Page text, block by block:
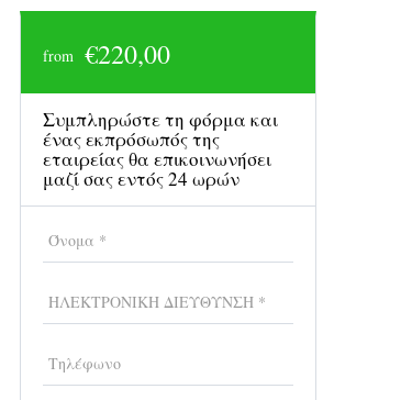
from €220,00
Συμπληρώστε τη φόρμα και
ένας εκπρόσωπός της
εταιρείας θα επικοινωνήσει
μαζί σας εντός 24 ωρών